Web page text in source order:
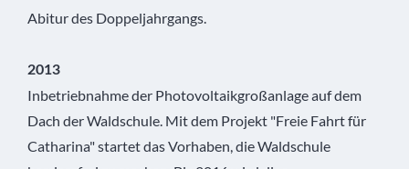
Abitur des Doppeljahrgangs.
2013
Inbetriebnahme der Photovoltaikgroßanlage auf dem
Dach der Waldschule. Mit dem Projekt "Freie Fahrt für
Catharina" startet das Vorhaben, die Waldschule